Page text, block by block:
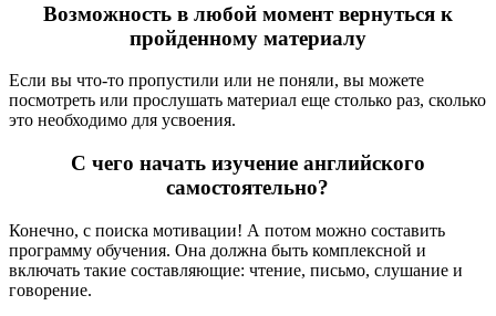
Возможность в любой момент вернуться к
пройденному материалу
Если вы что-то пропустили или не поняли, вы можете
посмотреть или прослушать материал еще столько раз, сколько
это необходимо для усвоения.
С чего начать изучение английского
самостоятельно?
Конечно, с поиска мотивации! А потом можно составить
программу обучения. Она должна быть комплексной и
включать такие составляющие: чтение, письмо, слушание и
говорение.